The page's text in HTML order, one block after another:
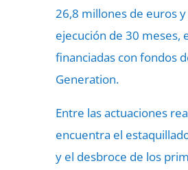
26,8 millones de euros
ejecución de 30 meses,
financiadas con fondos
Generation.
Entre las actuaciones
encuentra el
y el desbroce de los